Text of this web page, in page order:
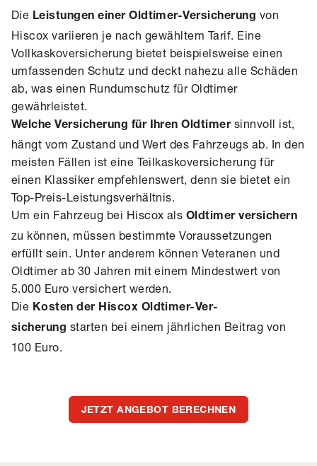
Die Leistungen einer Oldtimer-Versicherung von
Hiscox variieren je nach gewähltem Tarif. Eine
Vollkaskoversicherung bietet beispielsweise einen
umfassenden Schutz und deckt nahezu alle Schäden
ab, was einen Rundumschutz für Oldtimer
gewährleistet.
Welche Versicherung für Ihren Oldtimersinnvoll ist,
hängt vom Zustand und Wert des Fahrzeugs ab. In den
meisten Fällen ist eine Teilkaskoversicherung für
einen Klassiker empfehlenswert, denn sie bietet ein
Top-Preis-Leistungsverhältnis.
Um ein Fahrzeug bei Hiscox als Oldtimer versichern
zu können, müssen bestimmte Voraussetzungen
erfüllt sein. Unter anderem können Veteranen und
Oldtimer ab 30 Jahren mit einem Mindestwert von
5.000 Euro versichert werden.
Die Kosten der Hiscox Old­timer-Ver­
sicherung starten bei einem jährlichen Beitrag von
100 Euro.
JETZT ANGEBOT BERECHNEN